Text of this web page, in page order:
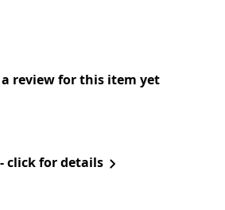
review for this item yet
click for details